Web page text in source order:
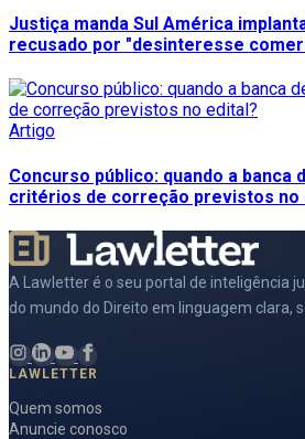
Justiça manda Sul América
recusado por "desinteresse
Artigo
Concurso público: quando a banca
critérios de correção previstos no
A Lawletter é o seu portal de inteligência
do mundo do Direito em linguagem clara,
LAWLETTER
Quem somos
Anuncie conosco